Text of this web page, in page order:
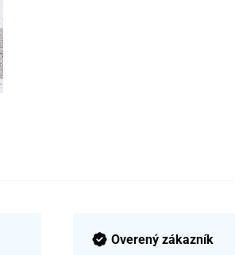
Overený zákazník